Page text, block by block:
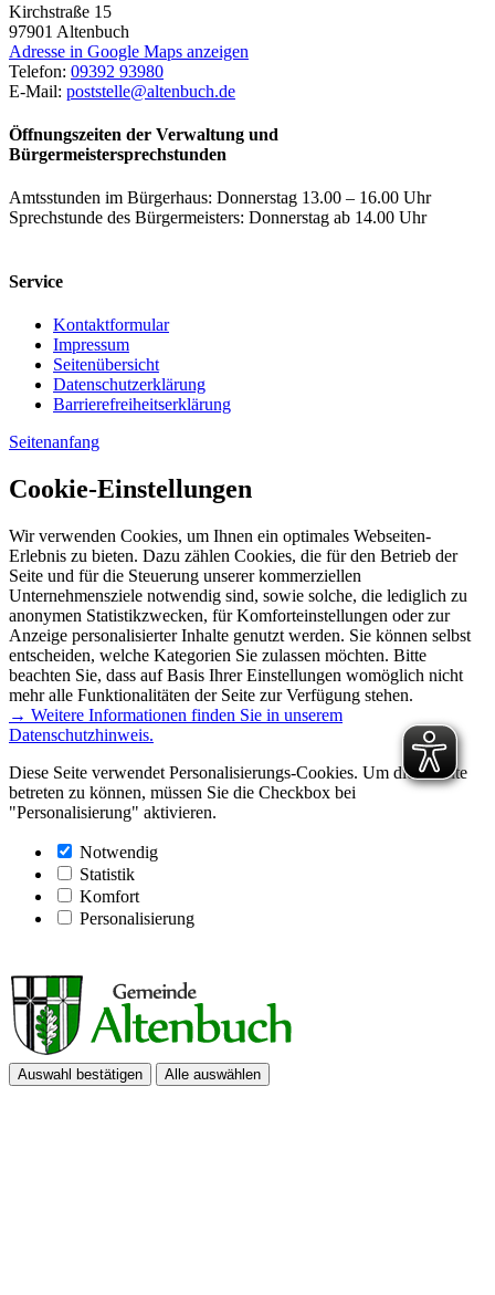
Kirchstraße 15
97901 Altenbuch
Adresse in Google Maps anzeigen
Telefon: 09392 93980
E-Mail: poststelle@altenbuch.de
Öffnungszeiten der Verwaltung und
Bürgermeistersprechstunden
Amtsstunden im Bürgerhaus: Donnerstag 13.00 – 16.00 Uhr
Sprechstunde des Bürgermeisters: Donnerstag ab 14.00 Uhr
Service
Kontaktformular
Impressum
Seitenübersicht
Datenschutzerklärung
Barrierefreiheitserklärung
Seitenanfang
Cookie-Einstellungen
Wir verwenden Cookies, um Ihnen ein optimales Webseiten-
Erlebnis zu bieten. Dazu zählen Cookies, die für den Betrieb der
Seite und für die Steuerung unserer kommerziellen
Unternehmensziele notwendig sind, sowie solche, die lediglich zu
anonymen Statistikzwecken, für Komforteinstellungen oder zur
Anzeige personalisierter Inhalte genutzt werden. Sie können selbst
entscheiden, welche Kategorien Sie zulassen möchten. Bitte
beachten Sie, dass auf Basis Ihrer Einstellungen womöglich nicht
mehr alle Funktionalitäten der Seite zur Verfügung stehen.
→ Weitere Informationen finden Sie in unserem
Datenschutzhinweis.
Diese Seite verwendet Personalisierungs-Cookies. Um diese Seite
betreten zu können, müssen Sie die Checkbox bei
"Personalisierung" aktivieren.
Notwendig
Statistik
Komfort
Personalisierung
Auswahl bestätigen Alle auswählen